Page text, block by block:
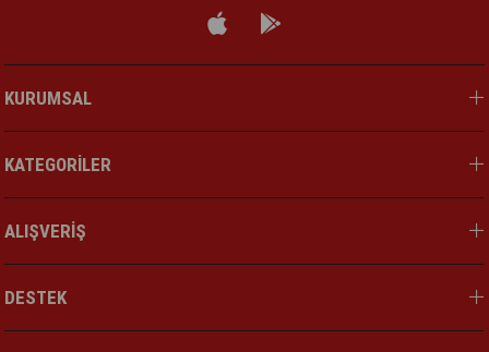
KURUMSAL
KATEGORİLER
ALIŞVERİŞ
DESTEK